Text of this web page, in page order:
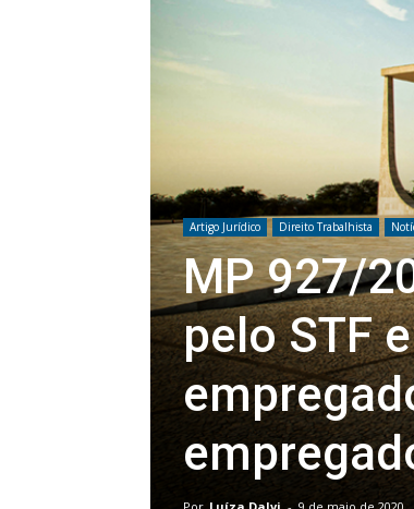
Artigo Jurídico Direito Trabalhista
MP 927/
pelo STF